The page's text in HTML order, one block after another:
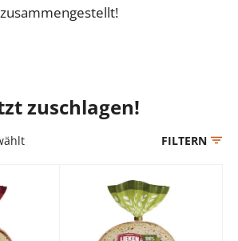
zusammengestellt!
zuschlagen!
FILTERN